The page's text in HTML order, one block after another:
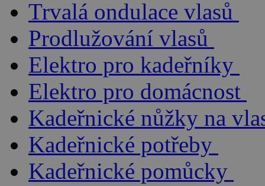
Trvalá ondulace vlasů
Prodlužování vlasů
Elektro pro kadeřníky
Elektro pro domácnost
Kadeřnické nůžky na
Kadeřnické potřeby
Kadeřnické pomůcky